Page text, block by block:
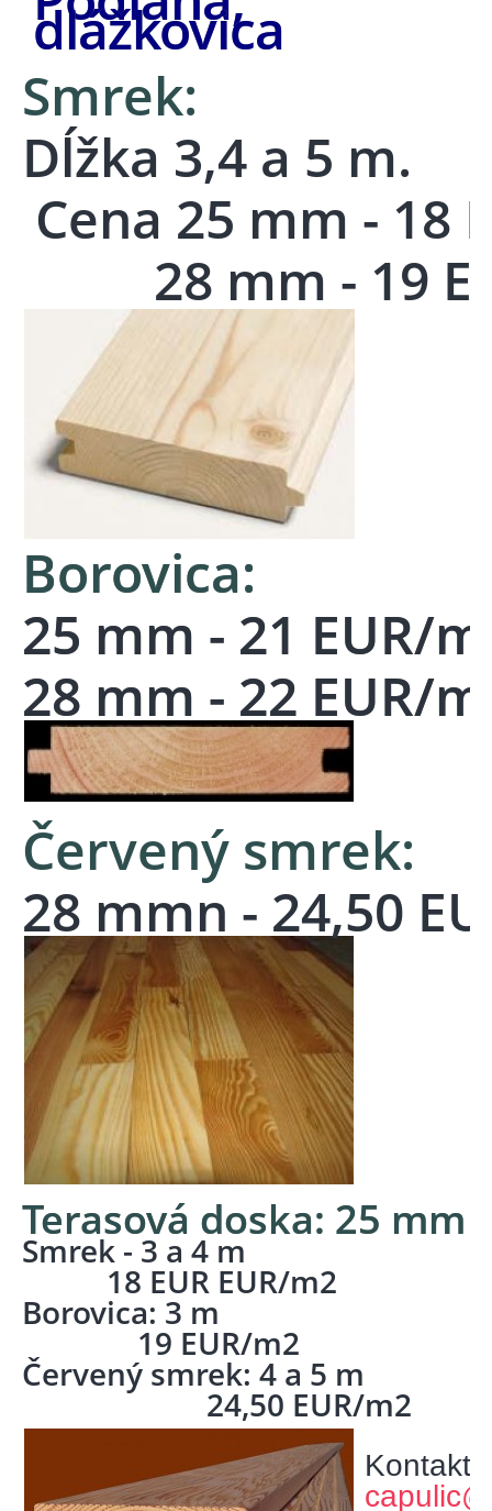
dlážkovica
Smrek:
Dĺžka 3,4 a 5 m.
Cena 25 mm -
28 mm - 19
Borovica:
25 mm - 21 EUR/
28 mm - 22 EUR/
Červený smrek:
28 mmn - 24,50
Terasová doska: 25 mm
Smrek - 3 a 4 m
18 EUR EUR/m2
Borovica: 3 m
19 EUR/m2
Červený smrek: 4 a 5 m
24,50 EUR/m2
Kontakt: